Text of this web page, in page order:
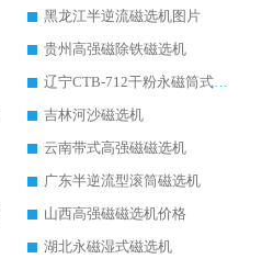
黑龙江半逆流磁选机图片
贵州高强磁除铁磁选机
辽宁CTB-712干粉永磁筒式磁选机
吉林河沙磁选机
云南带式高强磁磁选机
广东半逆流型滚筒磁选机
山西高强磁磁选机价格
湖北永磁湿式磁选机